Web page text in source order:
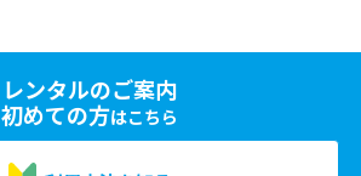
レンタルのご案内
初めての方はこちら